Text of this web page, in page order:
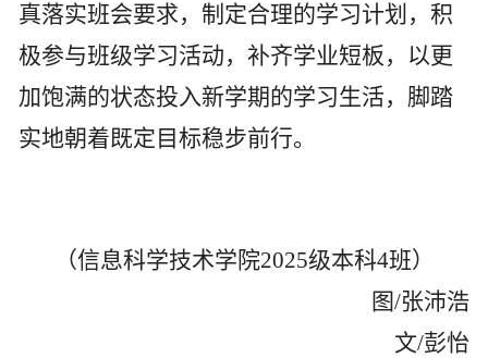
真落实班会要求，制定合理的学习计划，积
极参与班级学习活动，补齐学业短板，以更
加饱满的状态投入新学期的学习生活，脚踏
实地朝着既定目标稳步前行。
（信息科学技术学院2025级本科4班）
图/张沛浩
文/彭怡